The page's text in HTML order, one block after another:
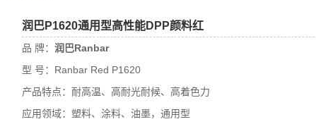
润巴P1620通用型高性能DPP颜料红
品 牌： 润巴Ranbar
型 号： Ranbar Red P1620
产品特点： 耐高温、高耐光耐候、高着色力
应用领域： 塑料、涂料、油墨，通用型